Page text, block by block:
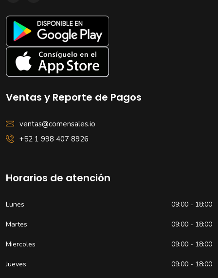
Ventas y Reporte de Pagos
ventas@comensales.io
+52 1 998 407 8926
Horarios de atención
Lunes 09:00 - 18:00
Martes 09:00 - 18:00
Miercoles 09:00 - 18:00
Jueves 09:00 - 18:00